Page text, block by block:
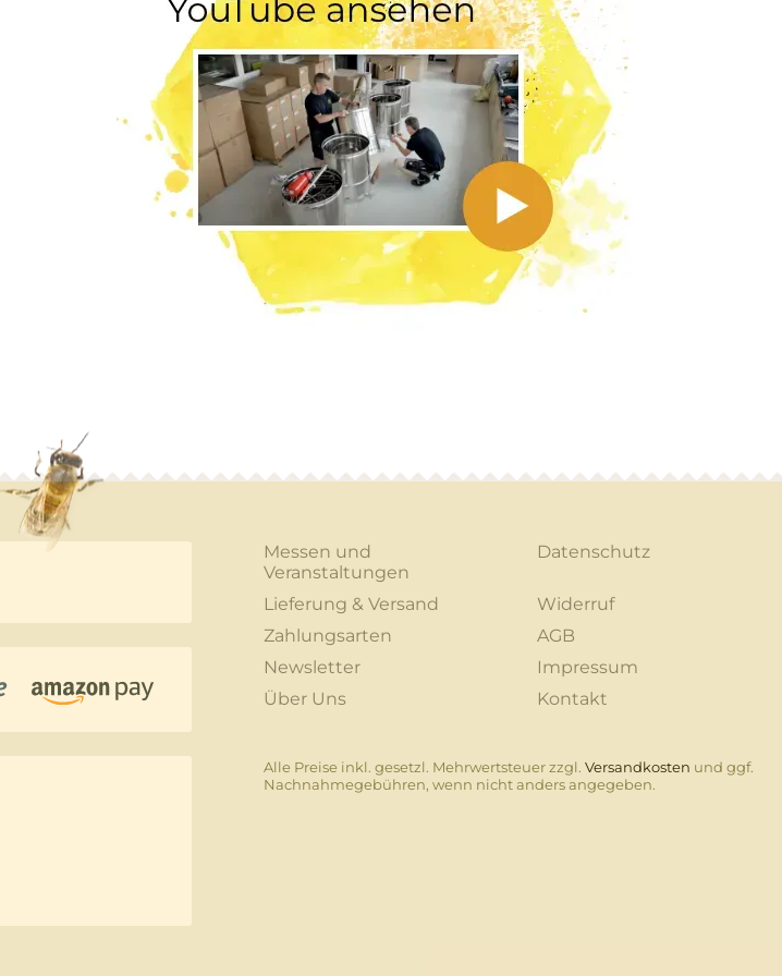
Messen und
Veranstaltungen
Datenschutz
Lieferung & Versand
Widerruf
Zahlungsarten
AGB
Newsletter
Impressum
Über Uns
Kontakt
Alle Preise inkl. gesetzl. Mehrwertsteuer zzgl. Versandkosten und ggf.
Nachnahmegebühren, wenn nicht anders angegeben.